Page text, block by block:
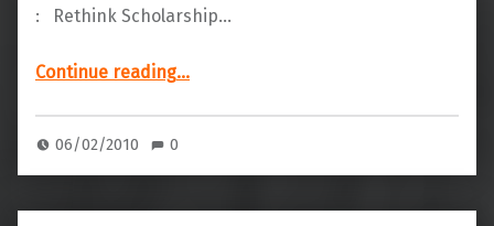
: Rethink Scholarship…
Continue reading…
06/02/2010 0